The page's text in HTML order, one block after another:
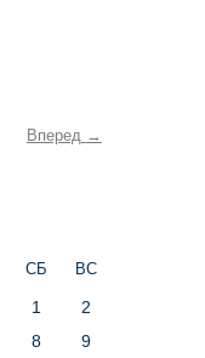
Вперед →
СБ ВС
1
2
8
9